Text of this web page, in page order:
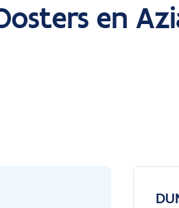
en